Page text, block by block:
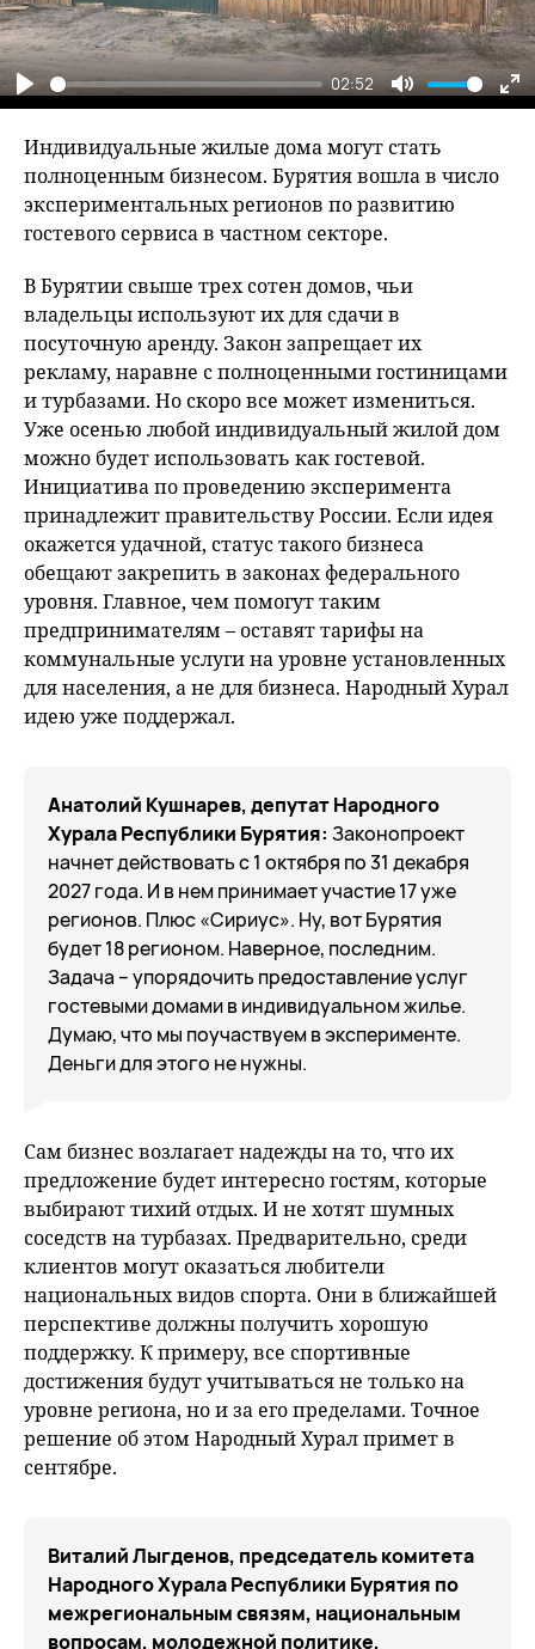
Play
02:52
Mute
Индивидуальные жилые дома могут стать
полноценным бизнесом. Бурятия вошла в число
экспериментальных регионов по развитию
гостевого сервиса в частном секторе.
В Бурятии свыше трех сотен домов, чьи
владельцы используют их для сдачи в
посуточную аренду. Закон запрещает их
рекламу, наравне с полноценными гостиницами
и турбазами. Но скоро все может измениться.
Уже осенью любой индивидуальный жилой дом
можно будет использовать как гостевой.
Инициатива по проведению эксперимента
принадлежит правительству России. Если идея
окажется удачной, статус такого бизнеса
обещают закрепить в законах федерального
уровня. Главное, чем помогут таким
предпринимателям – оставят тарифы на
коммунальные услуги на уровне установленных
для населения, а не для бизнеса. Народный Хурал
идею уже поддержал.
Анатолий Кушнарев, депутат Народного
Хурала Республики Бурятия: Законопроект
начнет действовать с 1 октября по 31 декабря
2027 года. И в нем принимает участие 17 уже
регионов. Плюс «Сириус». Ну, вот Бурятия
будет 18 регионом. Наверное, последним.
Задача – упорядочить предоставление услуг
гостевыми домами в индивидуальном жилье.
Думаю, что мы поучаствуем в эксперименте.
Деньги для этого не нужны.
Сам бизнес возлагает надежды на то, что их
предложение будет интересно гостям, которые
выбирают тихий отдых. И не хотят шумных
соседств на турбазах. Предварительно, среди
клиентов могут оказаться любители
национальных видов спорта. Они в ближайшей
перспективе должны получить хорошую
поддержку. К примеру, все спортивные
достижения будут учитываться не только на
уровне региона, но и за его пределами. Точное
решение об этом Народный Хурал примет в
сентябре.
Виталий Лыгденов, председатель комитета
Народного Хурала Республики Бурятия по
межрегиональным связям, национальным
вопросам, молодежной политике,